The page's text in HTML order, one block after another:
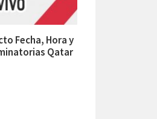
Fecha, Hora y
Qatar